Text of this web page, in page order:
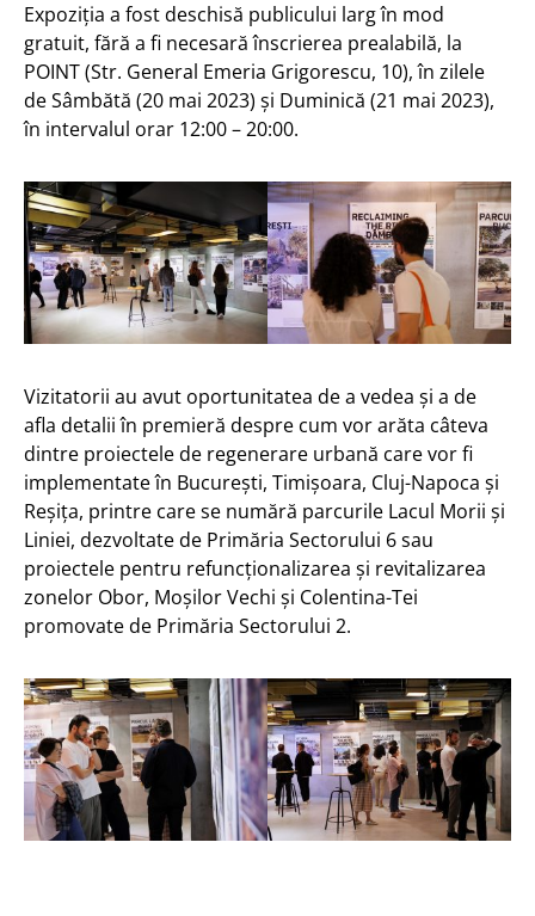
Expoziția a fost deschisă publicului larg în mod
gratuit, fără a fi necesară înscrierea prealabilă, la
POINT (Str. General Emeria Grigorescu, 10), în zilele
de Sâmbătă (20 mai 2023) și Duminică (21 mai 2023),
în intervalul orar 12:00 – 20:00.
Vizitatorii au avut oportunitatea de a vedea și a de
afla detalii în premieră despre cum vor arăta câteva
dintre proiectele de regenerare urbană care vor fi
implementate în București, Timișoara, Cluj-Napoca și
Reșița, printre care se numără parcurile Lacul Morii și
Liniei, dezvoltate de Primăria Sectorului 6 sau
proiectele pentru refuncționalizarea și revitalizarea
zonelor Obor, Moșilor Vechi și Colentina-Tei
promovate de Primăria Sectorului 2.